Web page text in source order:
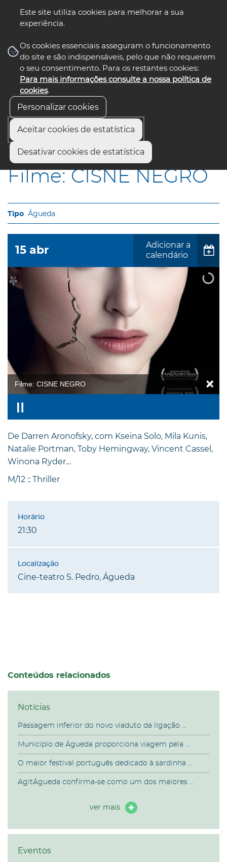
Este site utiliza cookies para melhorar a sua
experiência.
Os cookies essenciais asseguram o funcionamento
do site e são indispensáveis, pelo que não requerem
o seu consentimento. Para os restantes cookies:
Para mais informações consulte a nossa política de
cookies.
Personalizar cookies
Aceitar cookies de estatística
Desativar cookies de estatística
nos select language
Início Filme: CISNE NEGRO
Filme: CISNE NEGRO
Águeda
15 abr
Adicionar a
calendário
Filme: CISNE NEGRO
De Darren Aronofsky, com Kseina Solo, Mila Kunis,
Natalie Portman, Toby Hemingway, Vincent Cassel,
Winona Ryder…
M/12 :: Thriller
21:30
Cine-teatro S. Pedro, Águeda
Conteúdos relacionados
Notícias
Passagem inferior do novo viaduto da ligação ...
Município de Águeda proporciona viagem pela ...
O maior festival português dedicado à sardinha ...
AgitÁgueda confirma-se como um dos maiores ...
ver mais
Eventos